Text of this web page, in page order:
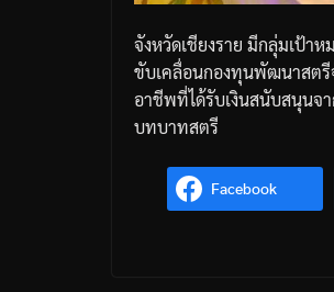
จังหวัดเชียงราย มีกลุ่มเป้าห
ขับเคลื่อนกองทุนพัฒนาสตรี
อาชีพที่ได้รับเงินสนับสนุน
บทบาทสตรี
Facebook